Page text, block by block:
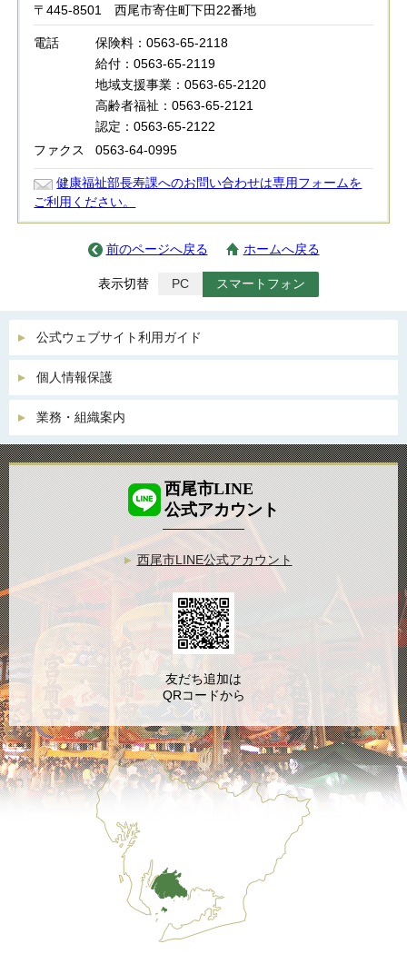
〒445-8501 西尾市寄住町下田22番地
電話
保険料：0563-65-2118
給付：0563-65-2119
地域支援事業：0563-65-2120
高齢者福祉：0563-65-2121
認定：0563-65-2122
ファクス
0563-64-0995
健康福祉部長寿課へのお問い合わせは専用フォームを
ご利用ください。
前のページへ戻る ホームへ戻る
表示切替 PC スマートフォン
公式ウェブサイト利用ガイド
個人情報保護
業務・組織案内
西尾市LINE
公式アカウント
西尾市LINE公式アカウント
友だち追加は
QRコードから